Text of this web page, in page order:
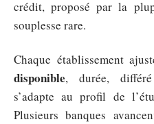
crédit, proposé par la
souplesse rare.
Chaque établissement
disponible, durée,
s’adapte au profil de
Plusieurs banques